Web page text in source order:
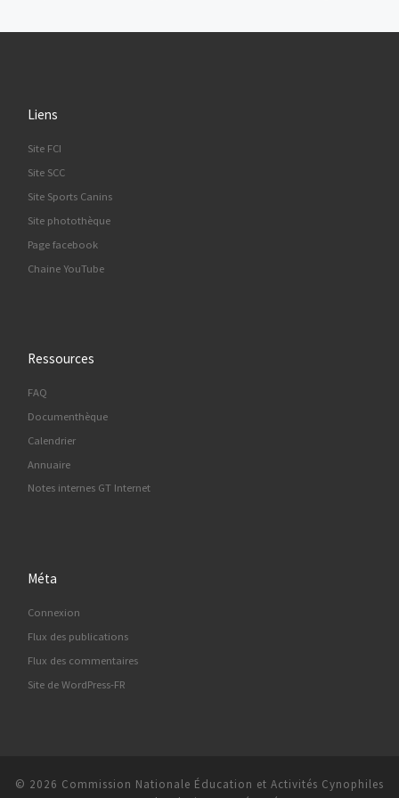
Liens
Site FCI
Site SCC
Site Sports Canins
Site photothèque
Page facebook
Chaine YouTube
Ressources
FAQ
Documenthèque
Calendrier
Annuaire
Notes internes GT Internet
Méta
Connexion
Flux des publications
Flux des commentaires
Site de WordPress-FR
© 2026 Commission Nationale Éducation et Activités Cynophiles